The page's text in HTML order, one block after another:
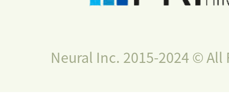
Neural Inc. 2015-2024 © All